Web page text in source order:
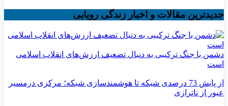
جدیدترین مقالات و اخبار زندگی رویایی
دشمن با جنگ ترکیبی به دنبال تضعیف ارزش‌های انقلاب اسلامی
است
از پایش 73 درصدی شبکه تا هوشمندسازی شبکه؛ مرکزی درمسیر
عبور از ناترازی